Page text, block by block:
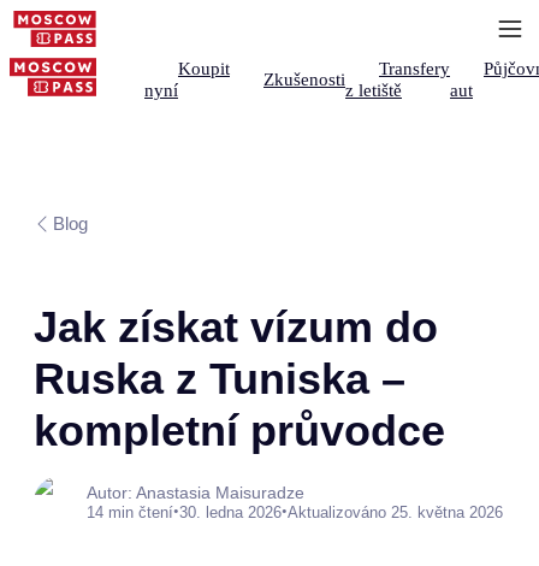
Koupit
nyní
Zkušenosti
Transfery
z letiště
aut
Blog
Jak získat vízum do
Ruska z Tuniska –
kompletní průvodce
Autor: Anastasia Maisuradze
14 min čtení•30. ledna 2026•Aktualizováno 25. května 2026